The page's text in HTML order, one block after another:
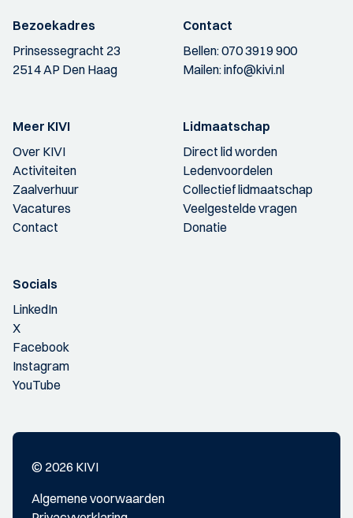
Bezoekadres
Prinsessegracht 23
2514 AP Den Haag
Contact
Bellen:070 3919 900
Mailen:info@kivi.nl
Meer KIVI
Over KIVI
Activiteiten
Zaalverhuur
Vacatures
Contact
Lidmaatschap
Direct lid worden
Ledenvoordelen
Collectief lidmaatschap
Veelgestelde vragen
Donatie
Socials
LinkedIn
X
Facebook
Instagram
YouTube
© 2026 KIVI
Algemene voorwaarden